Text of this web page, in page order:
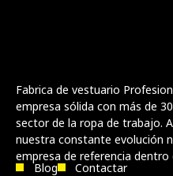
Fabrica de vestuario
empresa sólida con más de
sector de la ropa de trabajo.
nuestra constante evolución
empresa de referencia dentro
Blog Contactar